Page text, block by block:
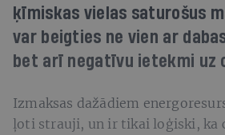
ķīmiskas vielas saturošus
var beigties ne vien ar
bet arī negatīvu ietekmi uz
Izmaksas dažādiem
ļoti strauji, un ir tikai loģiski, ka